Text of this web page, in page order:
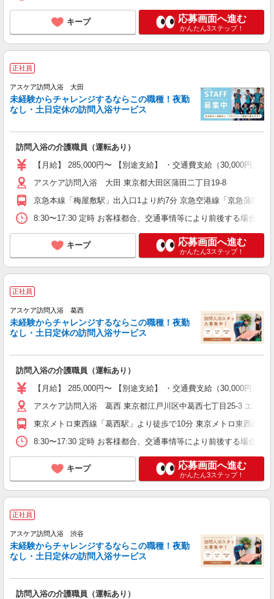
キープ 応募画面へ進む
かんたん3ステップ！
正社員
アスケア訪問入浴 大田
未経験からチャレンジするならこの職種！夜勤
なし・土日定休の訪問入浴サービス
訪問入浴の介護職員（運転あり）
【月給】 285,000円〜 【別途支給】 ・交通費支給（30,000円上
アスケア訪問入浴 大田 東京都大田区蒲田二丁目19-8
京急本線「梅屋敷駅」出入口1より約7分 京急空港線「京急蒲田駅
8:30〜17:30 定時 お客様都合、交通事情等により前後する場合あ
キープ 応募画面へ進む
かんたん3ステップ！
正社員
アスケア訪問入浴 葛西
未経験からチャレンジするならこの職種！夜勤
なし・土日定休の訪問入浴サービス
訪問入浴の介護職員（運転あり）
【月給】 285,000円〜 【別途支給】 ・交通費支給（30,000円上
アスケア訪問入浴 葛西 東京都江戸川区中葛西七丁目25-3 エスポ
東京メトロ東西線「葛西駅」より徒歩で10分 東京メトロ東西線「
8:30〜17:30 定時 お客様都合、交通事情等により前後する場合あ
キープ 応募画面へ進む
かんたん3ステップ！
正社員
アスケア訪問入浴 渋谷
未経験からチャレンジするならこの職種！夜勤
なし・土日定休の訪問入浴サービス
訪問入浴の介護職員（運転あり）